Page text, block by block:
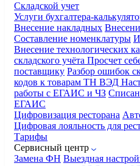
Складской учет
Услуги бухгалтера-
Внесение накладных
Составление номенклатуры
Внесение технологических
складского учёта Просчет
поставщику Разбор ошибок
кодов к товарам ТН ВЭД
работы с ЕГАИС и ЧЗ
ЕГАИС
Цифровизация ресторана
Цифровая лояльность для
Тарифы
Сервисный центр
Замена ФН Выездная